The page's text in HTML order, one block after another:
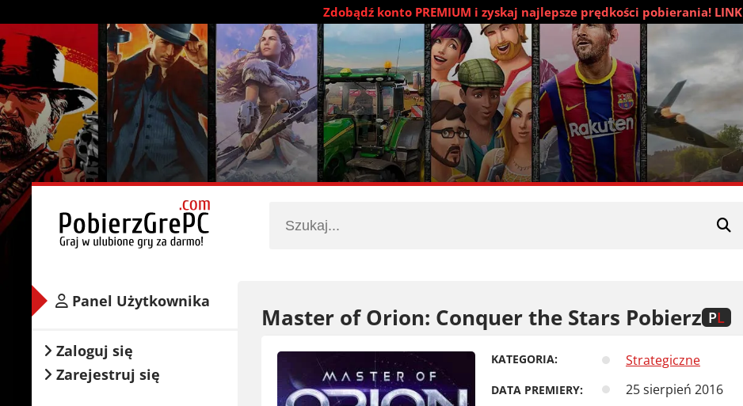
Zdobądź konto PREMIUM i zyskaj najlepsze prędkości pobierania! LINK
Master of Orion: Conquer the Stars Pobierz PL
KATEGORIA: Strategiczne
DATA PREMIERY: 25 sierpień 2016
Panel Użytkownika
Zaloguj się
Zarejestruj się